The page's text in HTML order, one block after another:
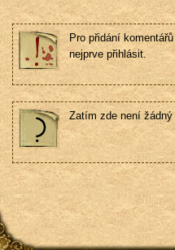
Pro přidání
nejprve přihlásit.
Zatím zde není žádný